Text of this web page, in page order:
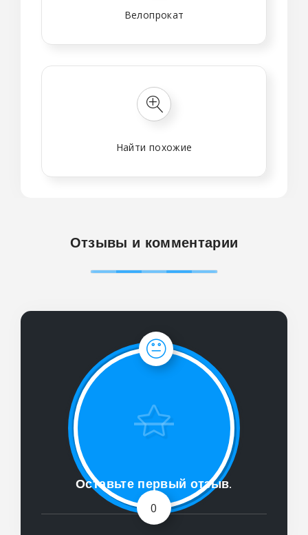
Велопрокат
Найти похожие
Отзывы и комментарии
0
Оставьте первый отзыв.